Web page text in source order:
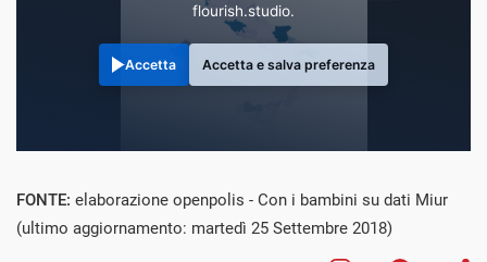
flourish.studio.
Accetta Accetta e salva preferenza
FONTE: elaborazione openpolis - Con i bambini su dati Miur
(ultimo aggiornamento: martedì 25 Settembre 2018)